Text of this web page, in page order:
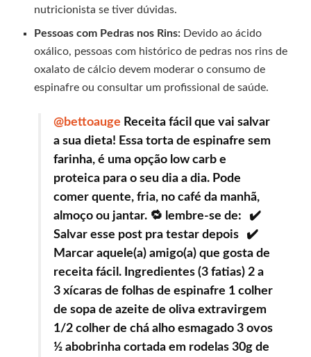
nutricionista se tiver dúvidas.
Pessoas com Pedras nos Rins: Devido ao ácido
oxálico, pessoas com histórico de pedras nos rins de
oxalato de cálcio devem moderar o consumo de
espinafre ou consultar um profissional de saúde.
@bettoauge Receita fácil que vai salvar
a sua dieta! Essa torta de espinafre sem
farinha, é uma opção low carb e
proteica para o seu dia a dia. Pode
comer quente, fria, no café da manhã,
almoço ou jantar. 🔁 lembre-se de: ✔️
Salvar esse post pra testar depois ✔️
Marcar aquele(a) amigo(a) que gosta de
receita fácil. Ingredientes (3 fatias) 2 a
3 xícaras de folhas de espinafre 1 colher
de sopa de azeite de oliva extravirgem
1/2 colher de chá alho esmagado 3 ovos
½ abobrinha cortada em rodelas 30g de